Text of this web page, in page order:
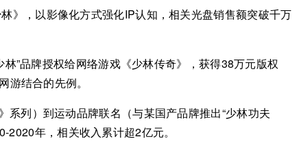
》，以影像化方式强化IP认知，相关光盘销售额突破千万
”品牌授权给网络游戏《少林传奇》，获得38万元版权
结合的先例。
系列）到运动品牌联名（与某国产品牌推出“少林功夫
年，相关收入累计超2亿元。